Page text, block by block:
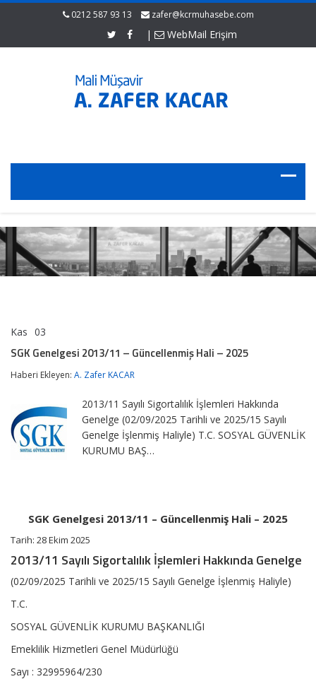
0212 587 93 13 zafer@kcrmuhasebe.com
| WebMail Erişim
Kas 03
2013/11
Güncellenmiş
2025
için
SGK Genelgesi 2013/11 – Güncellenmiş Hali – 2025
Haberi Ekleyen: A. Zafer KACAR
2013/11 Sayılı Sigortalılık İşlemleri Hakkında
Genelge (02/09/2025 Tarihli ve 2025/15 Sayılı
Genelge İşlenmiş Haliyle) T.C. SOSYAL GÜVENLİK
KURUMU BAŞ…
SGK Genelgesi 2013/11 – Güncellenmiş Hali – 2025
Tarih: 28 Ekim 2025
2013/11 Sayılı Sigortalılık İşlemleri Hakkında Genelge
(02/09/2025 Tarihli ve 2025/15 Sayılı Genelge İşlenmiş Haliyle)
T.C.
SOSYAL GÜVENLİK KURUMU BAŞKANLIĞI
Emeklilik Hizmetleri Genel Müdürlüğü
Sayı : 32995964/230